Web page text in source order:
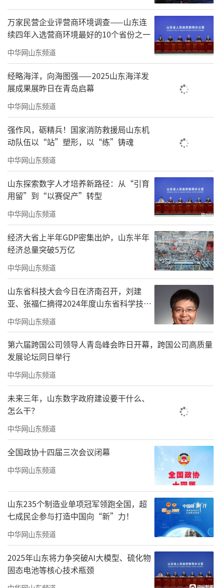
施。对于弱苗，各地开春后要及早进行中耕划
锄，提温保墒、促苗早发；在返青到拔节期结
合春灌，分别追施二铵或尿素，或借助春季雨
（雪）追肥，以促进小麦生长，要避免浇水过
早导致地温低而延迟返青；在拔节期结合浇
水，每亩地再施8公斤至10公斤尿素，促进穗花
发育，增加穗粒数。
对于地力水平较高的麦田，各地要在小麦
拔节中后期因墒浇水追肥。对于地力水平一般
的麦田，各地要在小麦拔节初期因墒浇水追
肥，促进小麦稳健生长。
对于旱地麦田，各地要在早春土壤化冻后
抓紧进行镇压划锄、顶凌耙耢，以提墒、保
墒。对于弱苗麦田，各地可在土壤返浆后，借
墒追肥，促苗早发；对于一般壮苗麦田，各地
应在小麦起身至拔节期间借雨追肥。
对于受冻麦田，各地要在土壤解冻后及时
追肥，促进分蘖成穗。在拔节后期，各地要根
据苗情酌情追施氮肥或氮磷复合肥，提高穗粒
数。
做好预警防范“倒春寒”
冻害（“倒春寒”）是泰安市早春常发灾
害，特别是小麦起身拔节阶段的“倒春寒”，
对小麦产量和品质有很大影响。
《意见》指出，各地要密切关注天气变
化，做好预警预防工作，努力减轻灾害损失。
若发生早春冻害，各地要及时进行补救，抓紧
时间追施肥料；及时适量浇水，促进小麦对氮
素的吸收，平衡植株水分状况，使小分蘖尽快
生长，增加有效分蘖数，弥补主茎损失；在叶
面喷施植物生长调节剂，促进中、小分蘖的迅
速生长和潜伏芽的快发，增加小麦成穗数和千
粒重，以增加小麦产量。
万家民营企业评营商环境调查——山东连
续四年入选营商环境最好的10个省份之一
中华网山东频道
经略海洋，向海图强——2025山东海洋发
展成果展昨日在青岛启幕
中华网山东频道
强作风，砺精兵！国家消防救援局山东机
动队伍以“站”塑形，以“练”铸魂
中华网山东频道
山东探索数字人才培养新路径：从“引育
用留”到“以赛促产”转型
中华网山东频道
经济大省上半年GDP密集出炉，山东半年
经济总量突破5万亿
中华网山东频道
山东省科技大会今日在济南召开，刘建
亚、张福仁摘得2024年度山东省科学技术
奖最高奖！
中华网山东频道
第六届跨国公司领导人青岛峰会昨日开幕，跨国公司高质量
发展论坛同日举行
中华网山东频道
未来三年，山东数字政府建设要干什么、
怎么干？
中华网山东频道
全国政协十四届三次会议闭幕
中华网山东频道
山东235个制造业单项冠军领跑全国，超
七成民企参与打造中国向“新”力！
中华网山东频道
2025年山东将力争突破AI大模型、硫化物
固态电池等核心技术瓶颈